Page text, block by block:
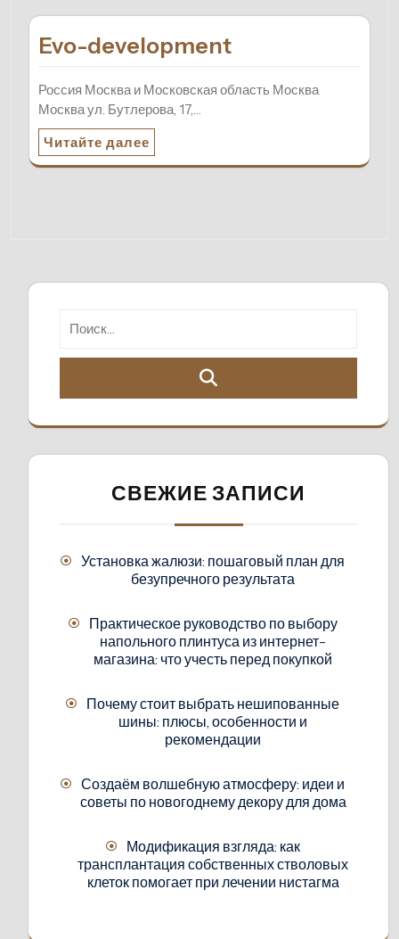
Evo-development
Россия Москва и Московская область Москва
Москва ул. Бутлерова, 17,…
Читайте далее
СВЕЖИЕ ЗАПИСИ
Установка жалюзи: пошаговый план для
безупречного результата
Практическое руководство по выбору
напольного плинтуса из интернет-
магазина: что учесть перед покупкой
Почему стоит выбрать нешипованные
шины: плюсы, особенности и
рекомендации
Создаём волшебную атмосферу: идеи и
советы по новогоднему декору для дома
Модификация взгляда: как
трансплантация собственных стволовых
клеток помогает при лечении нистагма